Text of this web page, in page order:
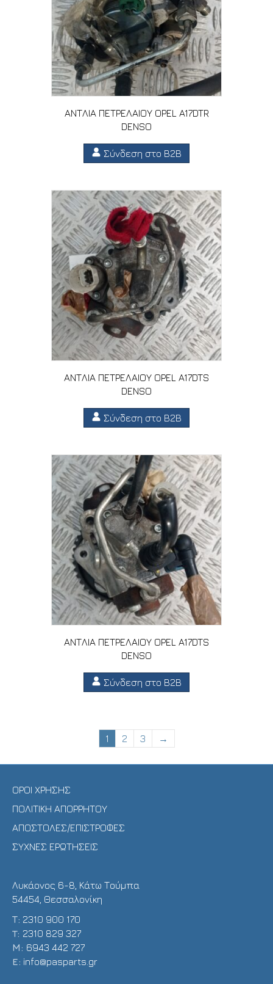
ΑΝΤΛΙΑ ΠΕΤΡΕΛΑΙΟΥ OPEL A17DTR
DENSO
Σύνδεση στο B2B
ΑΝΤΛΙΑ ΠΕΤΡΕΛΑΙΟΥ OPEL A17DTS
DENSO
Σύνδεση στο B2B
ΑΝΤΛΙΑ ΠΕΤΡΕΛΑΙΟΥ OPEL A17DTS
DENSO
Σύνδεση στο B2B
1 2 3 →
ΟΡΟΙ ΧΡΗΣΗΣ
ΠΟΛΙΤΙΚΗ ΑΠΟΡΡΗΤΟΥ
ΑΠΟΣΤΟΛΕΣ/ΕΠΙΣΤΡΟΦΕΣ
ΣΥΧΝΕΣ ΕΡΩΤΗΣΕΙΣ
Λυκάονος 6-8, Κάτω Τούμπα
54454, Θεσσαλονίκη
Τ: 2310 900 170
T: 2310 829 327
Μ: 6943 442 727
E: info@pasparts.gr